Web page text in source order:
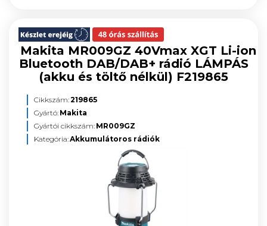
Makita MR009GZ 40Vmax XGT Li-ion
Bluetooth DAB/DAB+ rádió LÁMPÁS
(akku és töltő nélkül) F219865
Cikkszám:219865
Gyártó: Makita
Gyártói cikkszám: MR009GZ
Kategória:Akkumulátoros rádiók